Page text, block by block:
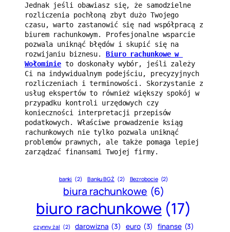
Jednak jeśli obawiasz się, że samodzielne
rozliczenia pochłoną zbyt dużo Twojego
czasu, warto zastanowić się nad współpracą z
biurem rachunkowym. Profesjonalne wsparcie
pozwala uniknąć błędów i skupić się na
rozwijaniu biznesu. Biuro rachunkowe w
Wołominie to doskonały wybór, jeśli zależy
Ci na indywidualnym podejściu, precyzyjnych
rozliczeniach i terminowości. Skorzystanie z
usług ekspertów to również większy spokój w
przypadku kontroli urzędowych czy
konieczności interpretacji przepisów
podatkowych. Właściwe prowadzenie ksiąg
rachunkowych nie tylko pozwala uniknąć
problemów prawnych, ale także pomaga lepiej
zarządzać finansami Twojej firmy.
banki (2) Banku BGŻ (2) Bezrobocie (2)
biura rachunkowe (6)
biuro rachunkowe (17)
czynny żal (2) darowizna (3) euro (3) finanse (3)